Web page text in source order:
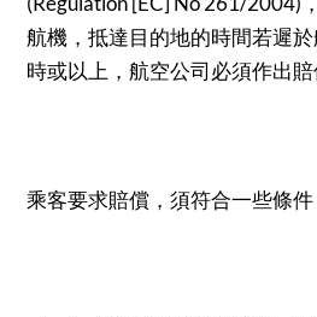
航機，抵達目的地的時間若遲
時或以上，航空公司必須作出賠
乘客要求賠償，須符合一些條件